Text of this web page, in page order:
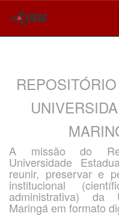
A missão do
Universidade
reunir, preservar e
institucional
administrativa) da
Maringá em formato